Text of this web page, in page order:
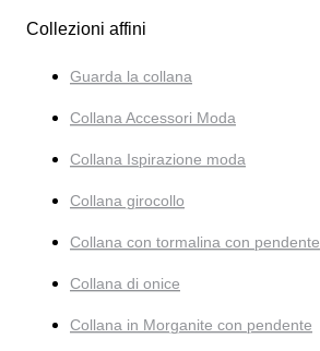
Collezioni affini
Guarda la collana
Collana Accessori Moda
Collana Ispirazione moda
Collana girocollo
Collana con tormalina con pendente
Collana di onice
Collana in Morganite con pendente